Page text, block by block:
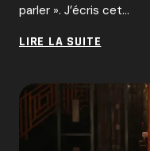
parler ». J’écris cet…
LIRE LA SUITE
L’HEURE
NETFLIX